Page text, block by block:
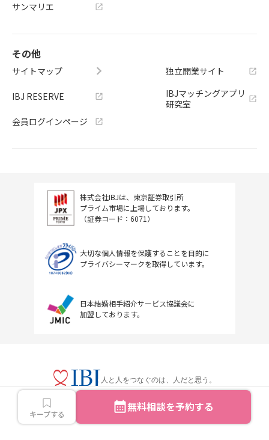
キープする 無料相談を予約する
サンマリエ
その他
サイトマップ
IBJ RESERVE
会員ログインページ
独立開業サイト
IBJマッチングアプリ
研究室
株式会社IBJは、東京証券取引所
プライム市場に上場しております。
（証券コード：6071）
大切な個人情報を保護することを目的に
プライバシーマークを取得しています。
日本結婚相手紹介サービス協議会に
加盟しております。
人と人をつなぐのは、人だと思う。